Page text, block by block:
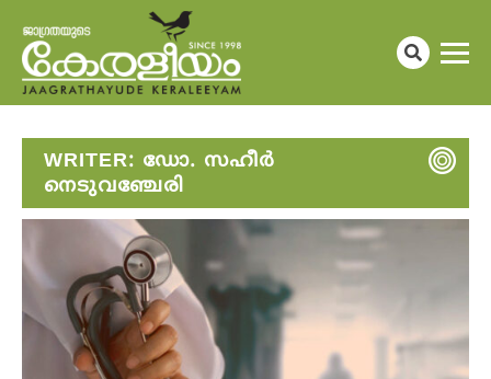
WRITER: ഡോ. സഹീർ
നെടുവഞ്ചേരി